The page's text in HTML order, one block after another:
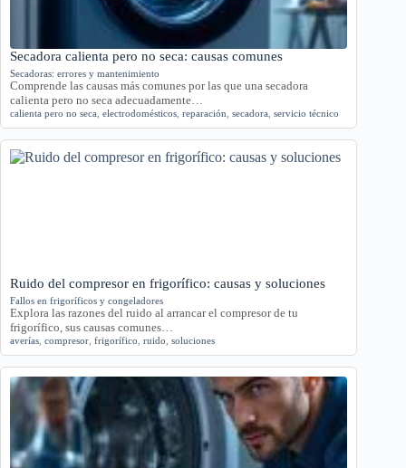
Secadora calienta pero no seca: causas comunes
Secadoras: errores y mantenimiento
Comprende las causas más comunes por las que una secadora
calienta pero no seca adecuadamente…
calienta pero no seca electrodomésticos reparación secadora servicio técnico
Ruido del compresor en frigorífico: causas y soluciones
Fallos en frigoríficos y congeladores
Explora las razones del ruido al arrancar el compresor de tu
frigorífico, sus causas comunes…
averías compresor frigorífico ruido soluciones